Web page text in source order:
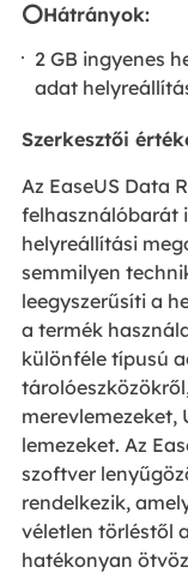
⭕Hátrányok:
2 GB ingyenes
adat
Szerkesztői
Az EaseUS Data
felhasználóbarát
helyreállítási
semmilyen
leegyszerűsíti a
a termék
különféle típusú
merevlemezeket,
lemezeket. Az
szoftver
rendelkezik,
véletlen törléstől
hatékonyan